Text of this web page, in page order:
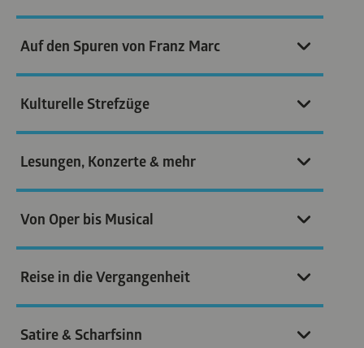
Auf den Spuren von Franz Marc
Kulturelle Strefzüge
Lesungen, Konzerte & mehr
Von Oper bis Musical
Reise in die Vergangenheit
Satire & Scharfsinn